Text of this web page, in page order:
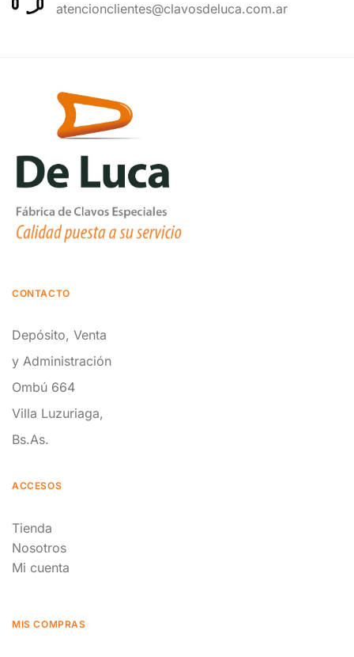
atencionclientes@clavosdeluca.com.ar
CONTACTO
Depósito, Venta
y Administración
Ombú 664
Villa Luzuriaga,
Bs.As.
ACCESOS
Tienda
Nosotros
Mi cuenta
MIS COMPRAS